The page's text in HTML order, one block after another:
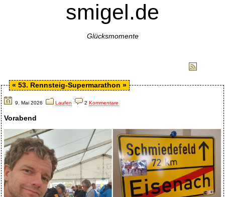
smigel.de
Glücksmomente
« 53. Rennsteig-Supermarathon »
9. Mai 2026 Laufen 2 Kommentare
Vorabend